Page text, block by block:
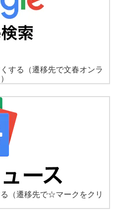
する
（遷移先で文春オンラ
（遷移先で☆マークをクリ